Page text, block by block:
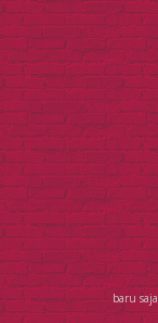
baru saja